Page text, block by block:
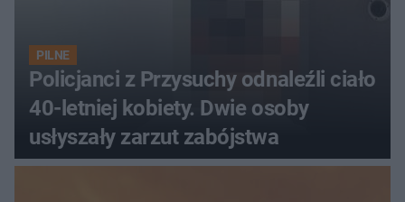
PILNE
Policjanci z Przysuchy odnaleźli ciało
40-letniej kobiety. Dwie osoby
usłyszały zarzut zabójstwa